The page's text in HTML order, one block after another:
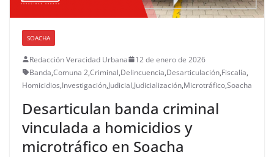
SOACHA
Redacción Veracidad Urbana
12 de enero de 2026
Banda,Comuna 2,Criminal,Delincuencia,Desarticulación,Fiscalía,
Homicidios,Investigación,Judicial,Judicialización,Microtráfico,Soacha
Desarticulan banda criminal
vinculada a homicidios y
microtráfico en Soacha